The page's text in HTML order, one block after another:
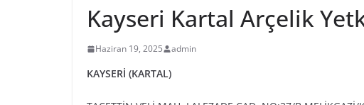
Kayseri Kartal Arçelik
Haziran 19, 2025 admin
KAYSERİ (KARTAL)